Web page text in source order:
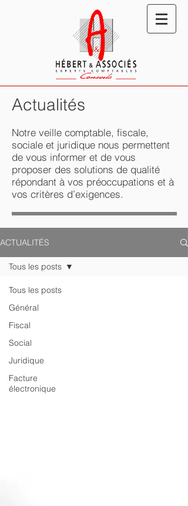
Actualités
Notre veille comptable, fiscale,
sociale et juridique nous permettent
de vous informer et de vous
proposer des solutions de qualité
répondant à vos préoccupations et à
vos critères d’exigences.
ACTUALITÉS
Tous les posts
Général
Fiscal
Social
Juridique
Facture
électronique
Tous les posts